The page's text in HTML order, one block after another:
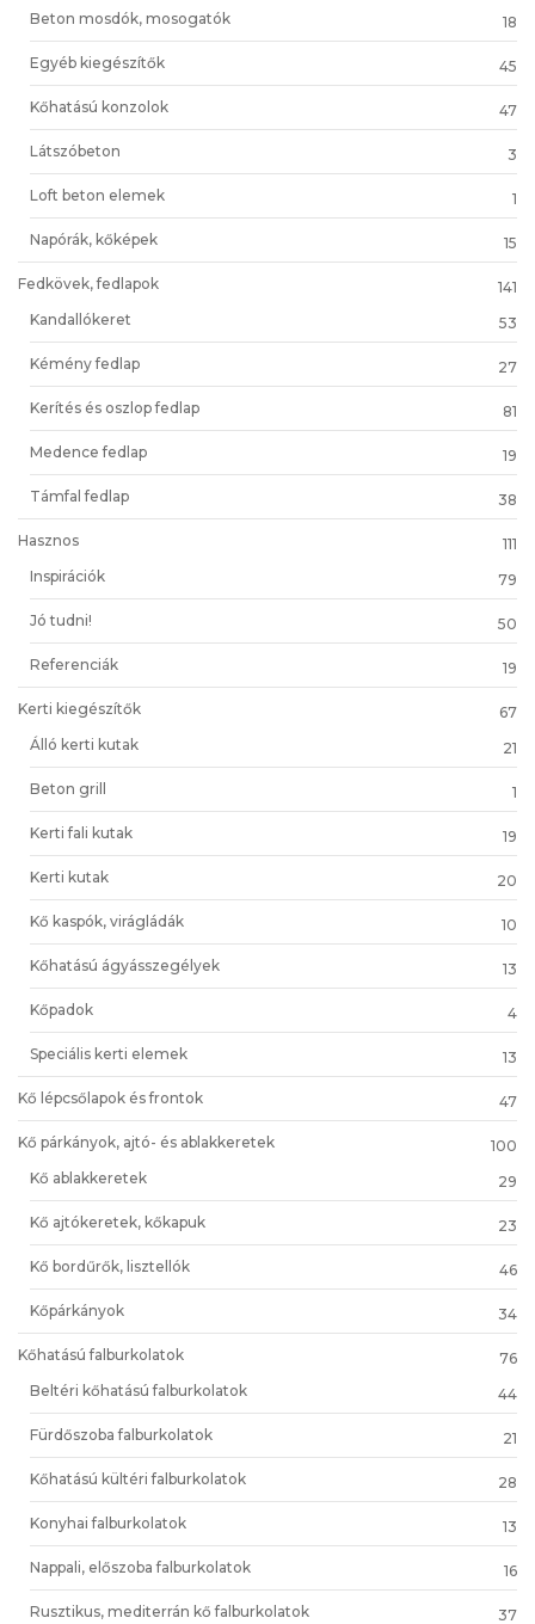
Beton mosdók, mosogatók 18
Egyéb kiegészítők 45
Kőhatású konzolok 47
Látszóbeton 3
Loft beton elemek 1
Napórák, kőképek 15
Fedkövek, fedlapok
141
Kandallókeret
53
Kémény fedlap 27
Kerítés és oszlop fedlap 81
Medence fedlap 19
Támfal fedlap 38
Hasznos
111
Inspirációk
79
Jó tudni! 50
Referenciák 19
Kerti kiegészítők
67
Álló kerti kutak
21
Beton grill 1
Kerti fali kutak 19
Kerti kutak 20
Kő kaspók, virágládák 10
Kőhatású ágyásszegélyek 13
Kőpadok 4
Speciális kerti elemek 13
Kő lépcsőlapok és frontok 47
Kő párkányok, ajtó- és ablakkeretek
100
Kő ablakkeretek
29
Kő ajtókeretek, kőkapuk 23
Kő bordűrők, lisztellók 46
Kőpárkányok 34
Kőhatású falburkolatok
76
Beltéri kőhatású falburkolatok
44
Fürdőszoba falburkolatok 21
Kőhatású kültéri falburkolatok 28
Konyhai falburkolatok 13
Nappali, előszoba falburkolatok 16
Rusztikus, mediterrán kő falburkolatok 37